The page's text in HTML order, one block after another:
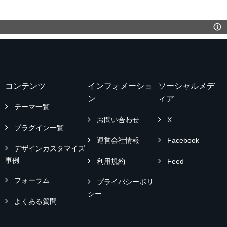
コンテンツ
テーマ一覧
プラグイン一覧
デザインカスタマイズ
事例
フォーラム
よくある質問
インフォメーショ
ン
お問い合わせ
運営会社情報
利用規約
プライバシーポリ
シー
ソーシャルメデ
ィア
X
Facebook
Feed